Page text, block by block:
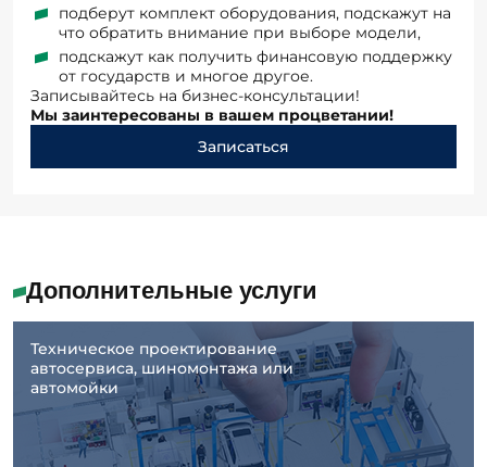
подскажут как получить финансовую поддержку
от государств и многое другое.
Записывайтесь на бизнес-консультации!
Мы заинтересованы в вашем процветании!
Записаться
Техническое проектирование
автосервиса, шиномонтажа или
автомойки